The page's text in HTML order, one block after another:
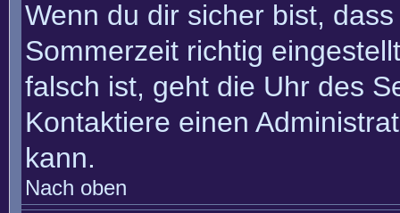
Wenn du dir sicher bist,
Sommerzeit richtig
falsch ist, geht die Uhr des
Kontaktiere einen
kann.
Nach oben